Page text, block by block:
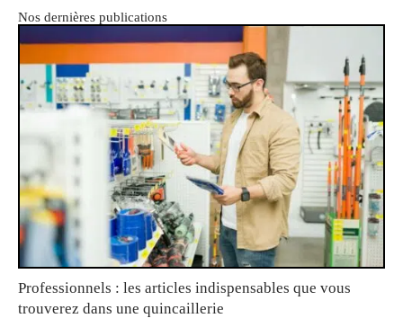
Nos dernières publications
Professionnels : les articles indispensables que vous
trouverez dans une quincaillerie